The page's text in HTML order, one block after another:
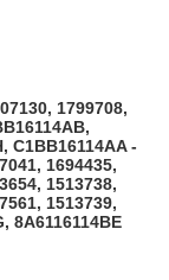
1799708,
C1BB16114AA -
1694435,
1513738,
1513739,
8A6116114BE